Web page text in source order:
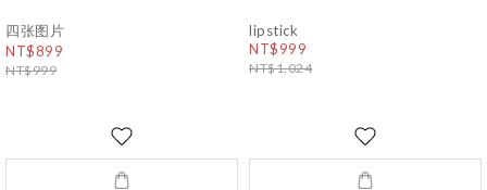
四张图片
NT$899
NT$999
lipstick
NT$999
NT$1,024